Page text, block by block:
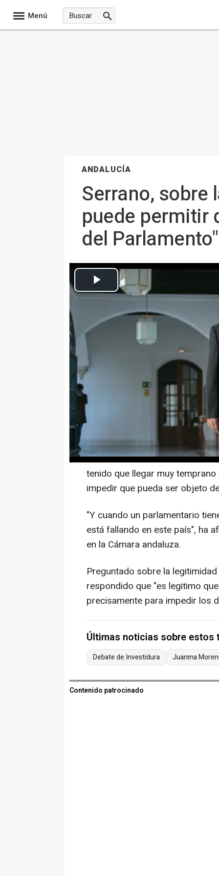
Menú
ANDALUCÍA
Serrano,
puede permitir
del Parlamento"
Europa Press Andalucía
SEVILLA 15 Ene. (EUROPA
El portavoz del grupo
asegurado este martes que "no
borroka en la puerta del
colectivos feministas
Juanma Moreno como
A preguntas de los periodistas
considerado "lamentable" la
tenido que llegar muy
impedir que pueda ser objeto
"Y cuando un parlamentario
está fallando en este país", ha
en la Cámara andaluza.
Preguntado sobre la
respondido que "es legitimo
precisamente para impedir los
Últimas noticias sobre estos
Debate de Investidura Juanma
Contenido patrocinado